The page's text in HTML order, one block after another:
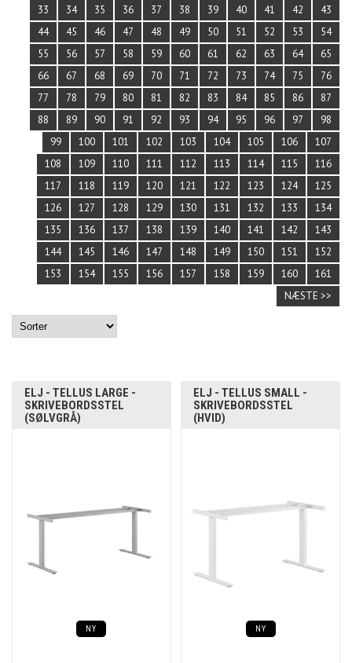
33
34 35 36 37 38 39 40 41 42
43
44
45 46 47 48 49 50 51 52 53
54
55
56 57 58 59 60 61 62 63 64
65
66
67 68 69 70 71 72 73 74 75
76
77
78 79 80 81 82 83 84 85 86
87
88
89 90 91 92 93 94 95 96 97
98
99
100 101 102 103 104 105 106
107
108
109 110 111 112 113 114 115
116
117
118 119 120 121 122 123 124
125
126
127 128 129 130 131 132 133
134
135
136 137 138 139 140 141 142
143
144
145 146 147 148 149 150 151
152
153
154 155 156 157 158 159 160
161
NÆSTE >>
ELJ - TELLUS LARGE -
SKRIVEBORDSSTEL
(SØLVGRÅ)
NY
ELJ - TELLUS SMALL -
SKRIVEBORDSSTEL
(HVID)
NY